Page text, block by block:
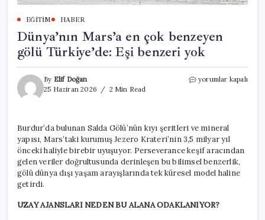
EĞITIM HABER
Dünya’nın Mars’a en çok benzeyen
gölü Türkiye’de: Eşi benzeri yok
By Elif Doğan
25 Haziran 2026
2 Min Read
Dünya’nın
gölü
Türkiye’de:
Eşi
benzeri
yok
yorumlar kapalı
Burdur’da bulunan Salda Gölü’nün kıyı şeritleri ve mineral
yapısı, Mars’taki kurumuş Jezero Krateri’nin 3,5 milyar yıl
önceki haliyle birebir uyuşuyor. Perseverance keşif aracından
gelen veriler doğrultusunda derinleşen bu bilimsel benzerlik,
gölü dünya dışı yaşam arayışlarında tek küresel model haline
getirdi.
UZAY AJANSLARI NEDEN BU ALANA ODAKLANIYOR?